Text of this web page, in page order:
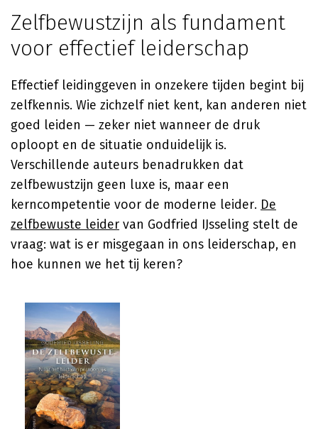
Zelfbewustzijn als fundament
voor effectief leiderschap
Effectief leidinggeven in onzekere tijden begint bij
zelfkennis. Wie zichzelf niet kent, kan anderen niet
goed leiden — zeker niet wanneer de druk
oploopt en de situatie onduidelijk is.
Verschillende auteurs benadrukken dat
zelfbewustzijn geen luxe is, maar een
kerncompetentie voor de moderne leider. De
zelfbewuste leider van Godfried IJsseling stelt de
vraag: wat is er misgegaan in ons leiderschap, en
hoe kunnen we het tij keren?